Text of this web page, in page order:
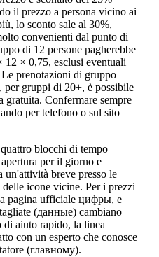
il prezzo a persona vicino ai
lo sconto sale al 30%,
convenienti dal punto di
di 12 persone pagherebbe
× 0,75, esclusi eventuali
prenotazioni di gruppo
per gruppi di 20+, è possibile
gratuita. Confermare sempre
per telefono o sul sito
blocchi di tempo
per il giorno e
un'attività breve presso le
icone vicine. Per i prezzi
pagina ufficiale цифры, e
(данные) cambiano
di aiuto rapido, la linea
con un esperto che conosce
(главному).